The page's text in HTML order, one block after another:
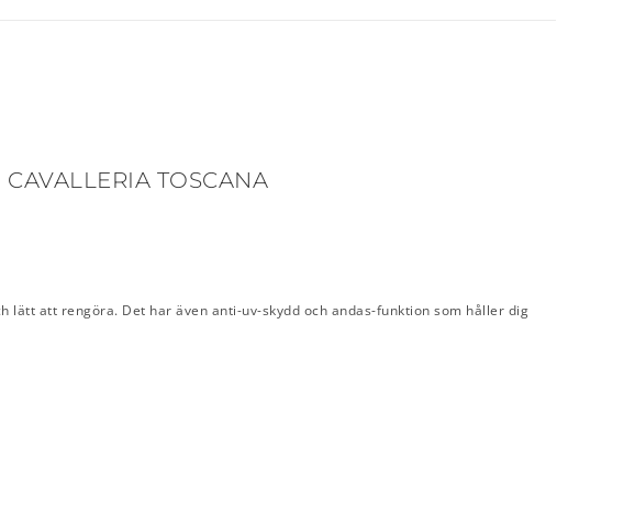
TOSCANA
att rengöra. Det har även anti-uv-skydd och andas-funktion som håller dig